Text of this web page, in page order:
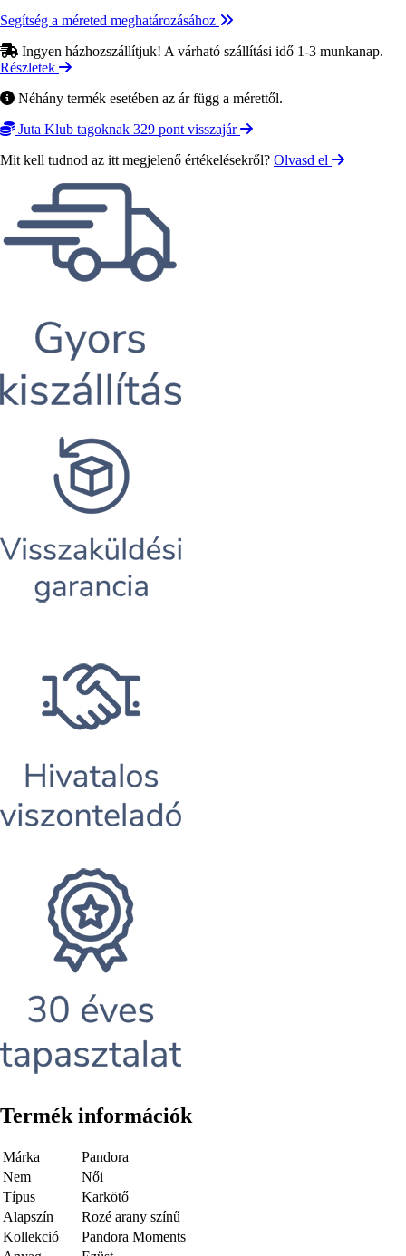
Segítség a méreted meghatározásához
Ingyen házhozszállítjuk! A várható szállítási idő 1-3 munkanap.
Részletek
Néhány termék esetében az ár függ a mérettől.
Juta Klub tagoknak 329 pont visszajár
Mit kell tudnod az itt megjelenő értékelésekről? Olvasd el
Termék információk
Márka
Pandora
Nem
Női
Típus
Karkötő
Alapszín
Rozé arany színű
Kollekció
Pandora Moments